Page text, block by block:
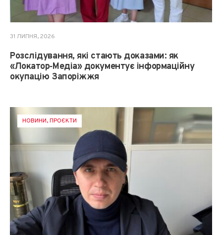
31 ЛИПНЯ, 2026
Розслідування, які стають доказами: як
«Локатор‑Медіа» документує інформаційну
окупацію Запоріжжя
НОВИНИ,ПРОЄКТИ